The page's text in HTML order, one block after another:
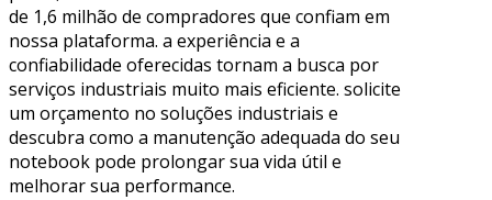
de 1,6 milhão de compradores que confiam em
nossa plataforma. a experiência e a
confiabilidade oferecidas tornam a busca por
serviços industriais muito mais eficiente. solicite
um orçamento no soluções industriais e
descubra como a manutenção adequada do seu
notebook pode prolongar sua vida útil e
melhorar sua performance.